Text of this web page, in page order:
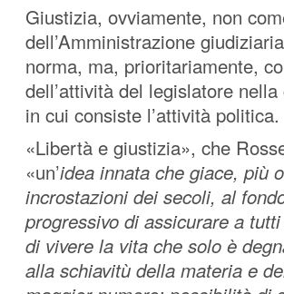
Giustizia, ovviamente, non
dell’Amministrazione
norma, ma, prioritariamente,
dell’attività del legislatore
in cui consiste l’attività politica.
«Libertà e giustizia», che
«un’idea innata che giace, più
incrostazioni dei secoli, al
progressivo di assicurare a
di vivere la vita che solo è
alla schiavitù della materia e